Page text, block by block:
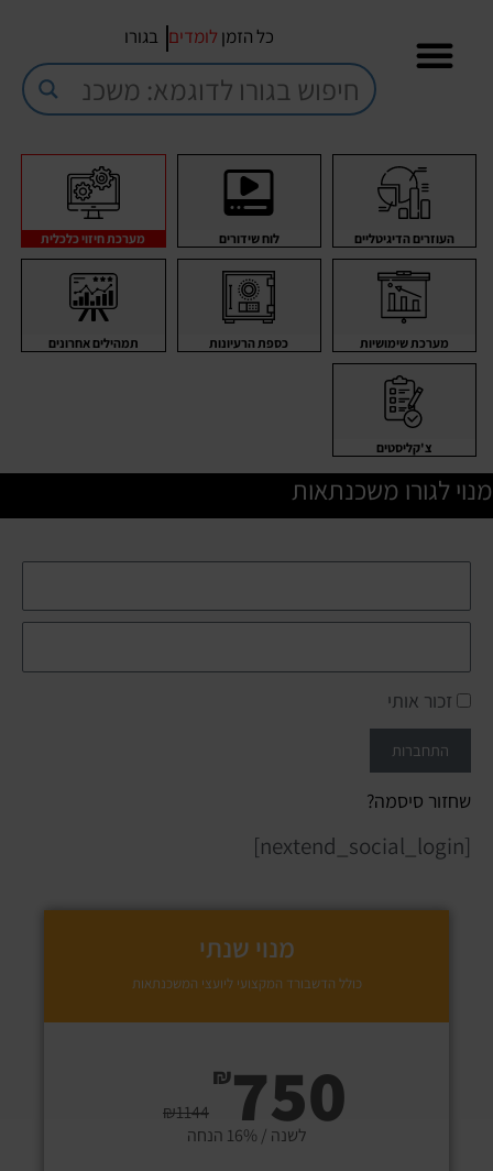
כל הזמן לומדים בגורו
העוזרים הדיגיטליים לוח שידורים מערכת חיזוי כלכלית
מערכת שימושיות כספת הרעיונות תמהילים אחרונים
צ'קליסטים
מנוי לגורו משכנתאות
זכור אותי
התחברות
שחזור סיסמה?
[nextend_social_login]
מנוי שנתי
כולל הדשבורד המקצועי ליועצי המשכנתאות
₪1144
₪750
לשנה / 16% הנחה